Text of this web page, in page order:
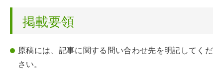
掲載要領
原稿には、記事に関する問い合わせ先を明記してくだ
さい。